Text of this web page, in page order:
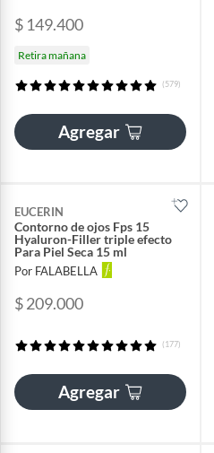
$ 149.400
Retira mañana
(579)
Agregar
EUCERIN
Contorno de ojos Fps 15
Hyaluron-Filler triple efecto
Para Piel Seca 15 ml
Por FALABELLA
$ 209.000
(177)
Agregar